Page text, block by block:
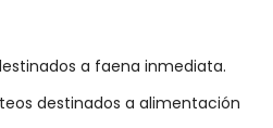
a faena inmediata.
destinados a alimentación